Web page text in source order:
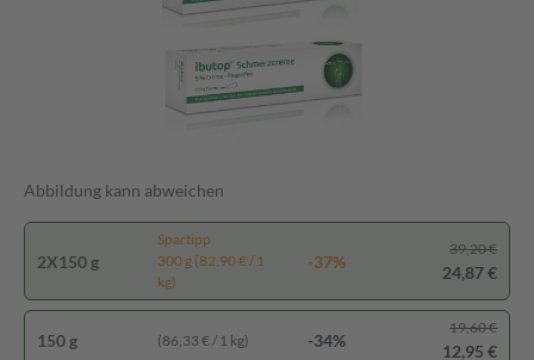
Abbildung kann abweichen
2X150 g
Spartipp
300 g (82,90 € / 1
kg)
-37%
39,20 €
24,87 €
150 g (86,33 € / 1 kg) -34%
19,60 €
12,95 €